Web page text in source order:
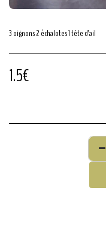
3 oignons 2 échalotes 1 tête d'ail
1.5€